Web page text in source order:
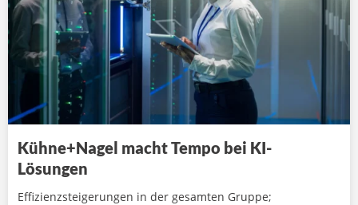
Kühne+Nagel macht Tempo bei KI-
Lösungen
Effizienzsteigerungen in der gesamten Gruppe;